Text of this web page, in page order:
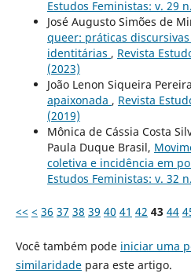
Estudos Feministas: v. 29
José Augusto Simões de
queer: práticas
identitárias , Revista
(2023)
João Lenon Siqueira
apaixonada , Revista
(2019)
Mônica de Cássia Costa
Paula Duque Brasil,
coletiva e incidência em
Estudos Feministas: v. 32
<< < 36 37 38 39 40 41 42 43 44
Você também pode iniciar uma
similaridadepara este artigo.